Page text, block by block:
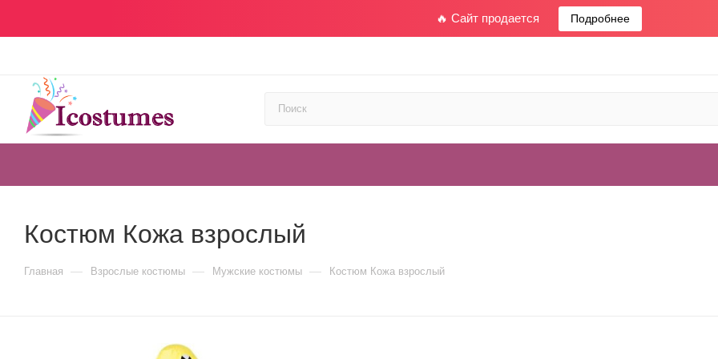
🔥 Сайт продается Подробнее
Костюм Кожа взрослый
Главная — Взрослые костюмы — Мужские костюмы — Костюм Кожа взрослый